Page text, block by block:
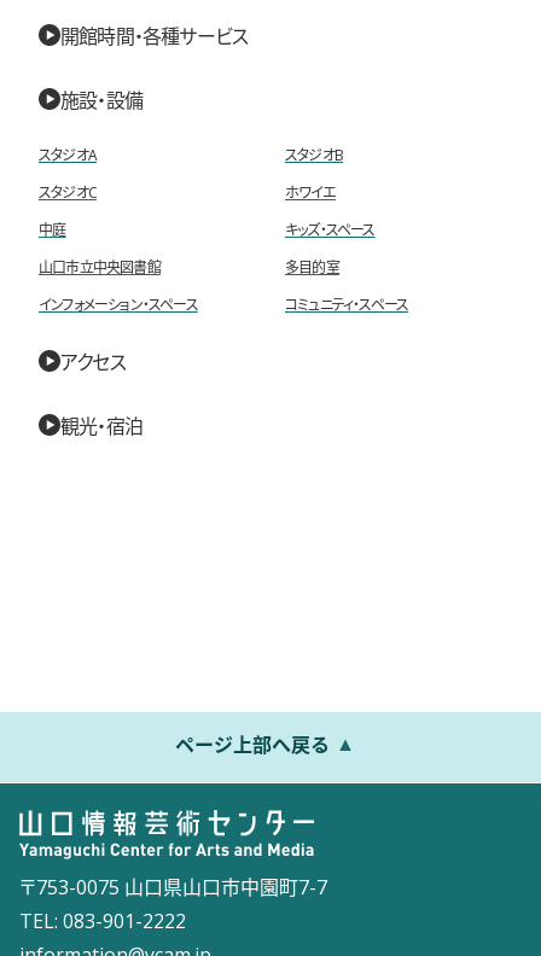
開館時間・各種サービス
施設・設備
スタジオA
スタジオB
スタジオC
ホワイエ
中庭
キッズ・スペース
山口市立中央図書館
多目的室
インフォメーション・スペース
コミュニティ・スペース
アクセス
観光・宿泊
ページ上部へ戻る
〒753-0075 山口県山口市中園町7-7
TEL: 083-901-2222